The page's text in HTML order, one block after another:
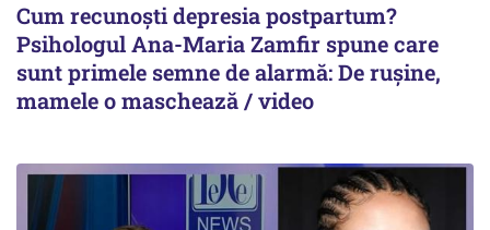
Cum recunoști depresia postpartum?
Psihologul Ana-Maria Zamfir spune care
sunt primele semne de alarmă: De rușine,
mamele o maschează / video